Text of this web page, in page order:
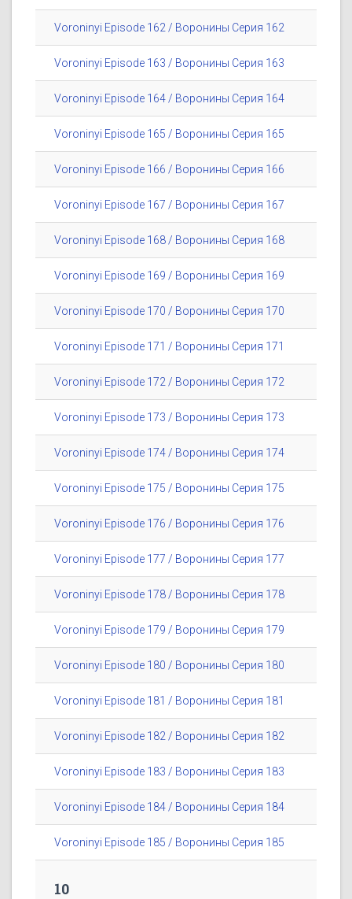
Voroninyi Episode 162 / Воронины Серия 162
Voroninyi Episode 163 / Воронины Серия 163
Voroninyi Episode 164 / Воронины Серия 164
Voroninyi Episode 165 / Воронины Серия 165
Voroninyi Episode 166 / Воронины Серия 166
Voroninyi Episode 167 / Воронины Серия 167
Voroninyi Episode 168 / Воронины Серия 168
Voroninyi Episode 169 / Воронины Серия 169
Voroninyi Episode 170 / Воронины Серия 170
Voroninyi Episode 171 / Воронины Серия 171
Voroninyi Episode 172 / Воронины Серия 172
Voroninyi Episode 173 / Воронины Серия 173
Voroninyi Episode 174 / Воронины Серия 174
Voroninyi Episode 175 / Воронины Серия 175
Voroninyi Episode 176 / Воронины Серия 176
Voroninyi Episode 177 / Воронины Серия 177
Voroninyi Episode 178 / Воронины Серия 178
Voroninyi Episode 179 / Воронины Серия 179
Voroninyi Episode 180 / Воронины Серия 180
Voroninyi Episode 181 / Воронины Серия 181
Voroninyi Episode 182 / Воронины Серия 182
Voroninyi Episode 183 / Воронины Серия 183
Voroninyi Episode 184 / Воронины Серия 184
Voroninyi Episode 185 / Воронины Серия 185
10